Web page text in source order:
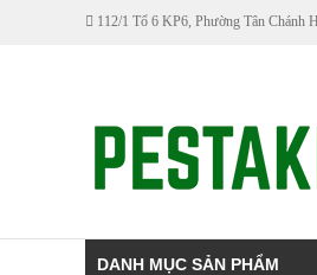
112/1 Tổ 6 KP6, Phường Tân Chánh
Cửa
thuốc
DANH MỤC SẢN PHẨM